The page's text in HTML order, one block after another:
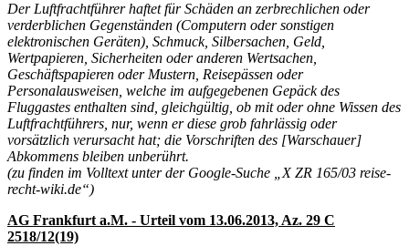
Der Luftfrachtführer haftet für Schäden an zerbrechlichen oder
verderblichen Gegenständen (Computern oder sonstigen
elektronischen Geräten), Schmuck, Silbersachen, Geld,
Wertpapieren, Sicherheiten oder anderen Wertsachen,
Geschäftspapieren oder Mustern, Reisepässen oder
Personalausweisen, welche im aufgegebenen Gepäck des
Fluggastes enthalten sind, gleichgültig, ob mit oder ohne Wissen des
Luftfrachtführers, nur, wenn er diese grob fahrlässig oder
vorsätzlich verursacht hat; die Vorschriften des [Warschauer]
Abkommens bleiben unberührt.
(zu finden im Volltext unter der Google-Suche „X ZR 165/03 reise-
recht-wiki.de“)
AG Frankfurt a.M. - Urteil vom 13.06.2013, Az. 29 C
2518/12(19)